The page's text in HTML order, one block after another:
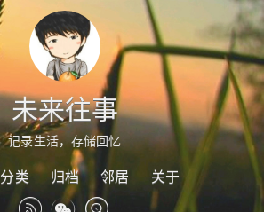
未来往事
记录生活，存储回忆
分类 归档 邻居 关于